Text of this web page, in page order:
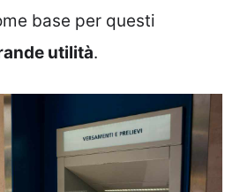
base per questi
utilità.